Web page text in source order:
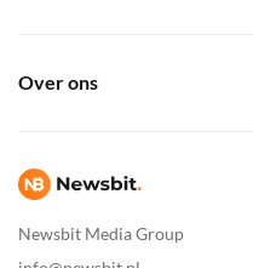
Newsbit Media Group
Over ons